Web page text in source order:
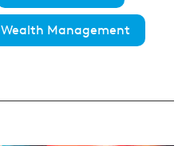
Wealth Management